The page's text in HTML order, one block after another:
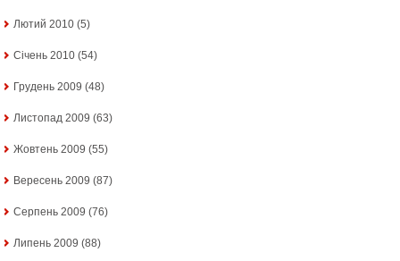
Лютий 2010 (5)
Січень 2010 (54)
Грудень 2009 (48)
Листопад 2009 (63)
Жовтень 2009 (55)
Вересень 2009 (87)
Серпень 2009 (76)
Липень 2009 (88)